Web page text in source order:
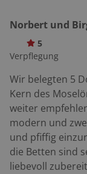
an der Mosel: Cochem: Der Markplatz verwandelt sich
jeden Sonntag
ausdrücklich geduldet. Du weißt
wohin Dein
Dann schau
warten über
der schönsten
Norbert und
5
Verpflegung
Wir belegten 5
Kern des
weiter
modern und
und pfiffig
die Betten sind
liebevoll